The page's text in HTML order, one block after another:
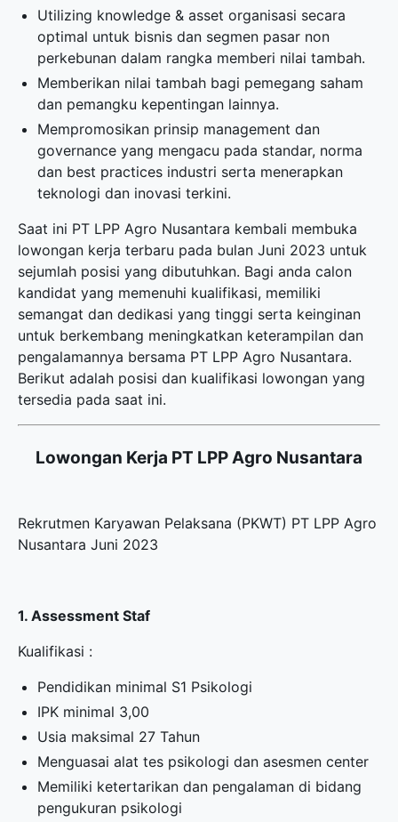
Utilizing knowledge & asset organisasi secara
optimal untuk bisnis dan segmen pasar non
perkebunan dalam rangka memberi nilai tambah.
Memberikan nilai tambah bagi pemegang saham
dan pemangku kepentingan lainnya.
Mempromosikan prinsip management dan
governance yang mengacu pada standar, norma
dan best practices industri serta menerapkan
teknologi dan inovasi terkini.
Saat ini PT LPP Agro Nusantara kembali membuka
lowongan kerja terbaru pada bulan Juni 2023 untuk
sejumlah posisi yang dibutuhkan. Bagi anda calon
kandidat yang memenuhi kualifikasi, memiliki
semangat dan dedikasi yang tinggi serta keinginan
untuk berkembang meningkatkan keterampilan dan
pengalamannya bersama PT LPP Agro Nusantara.
Berikut adalah posisi dan kualifikasi lowongan yang
tersedia pada saat ini.
Lowongan Kerja PT LPP Agro Nusantara
Rekrutmen Karyawan Pelaksana (PKWT) PT LPP Agro
Nusantara Juni 2023
1. Assessment Staf
Kualifikasi :
Pendidikan minimal S1 Psikologi
IPK minimal 3,00
Usia maksimal 27 Tahun
Menguasai alat tes psikologi dan asesmen center
Memiliki ketertarikan dan pengalaman di bidang
pengukuran psikologi